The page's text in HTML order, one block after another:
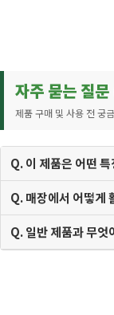
자주 묻는 질
제품 구매 및 사용 전 궁
Q. 이 제품은 어떤
Q. 매장에서 어떻게
Q. 일반 제품과 무엇